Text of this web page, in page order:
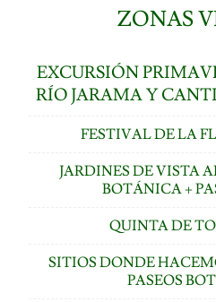
ZONAS
EXCURSIÓN
RÍO JARAMA Y
FESTIVAL DE LA
JARDINES DE VISTA
BOTÁNICA +
QUINTA DE
SITIOS DONDE
PASEOS